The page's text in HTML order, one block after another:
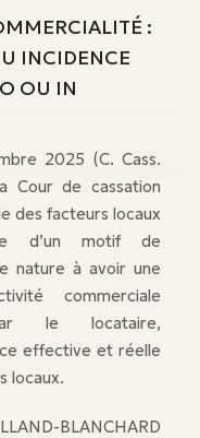
:
INCIDENCE
OU IN
2025 (C. Cass.
Cour de cassation
des facteurs locaux
d’un motif de
nature à avoir une
commerciale
le locataire,
effective et réelle
locaux.
BLANCHARD